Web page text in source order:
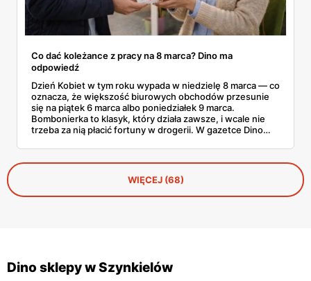
Co dać koleżance z pracy na 8 marca? Dino ma
odpowiedź
Dzień Kobiet w tym roku wypada w niedzielę 8 marca — co
oznacza, że większość biurowych obchodów przesunie
się na piątek 6 marca albo poniedziałek 9 marca.
Bombonierka to klasyk, który działa zawsze, i wcale nie
trzeba za nią płacić fortuny w drogerii. W gazetce Dino
Rocher, Lindora i kilka innych markowych propozycji w
cenach, które robią różnicę. Zdążysz spokojnie — masz
WIĘCEJ (68)
Dino sklepy w Szynkielów